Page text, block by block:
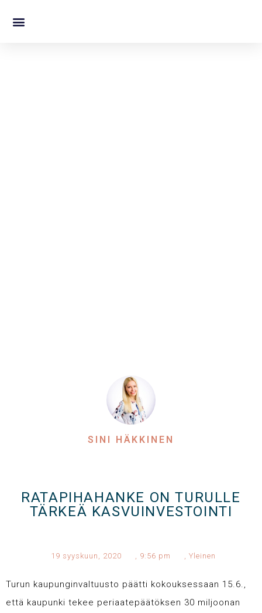
SINI HÄKKINEN
RATAPIHAHANKE ON TURULLE
TÄRKEÄ KASVUINVESTOINTI
19 syyskuun, 2020 , 9:56 pm , Yleinen
Turun kaupunginvaltuusto päätti kokouksessaan 15.6.,
että kaupunki tekee periaatepäätöksen 30 miljoonan